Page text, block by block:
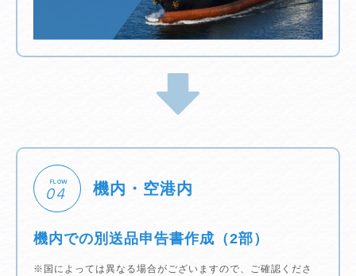
FLOW
04 機内・空港内
機内での別送品申告書作成（2部）
※国によっては異なる場合がございますので、ご確認くださ